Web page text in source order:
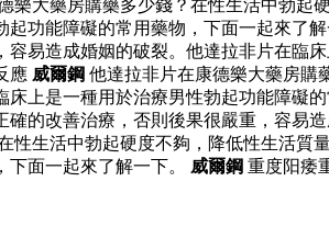
大藥房購藥多少錢？在性生活中勃
功能障礙的常用藥物，下面一起來了
易造成婚姻的破裂。他達拉非片在臨
應 威爾鋼 他達拉非片在康德樂大藥房購
上是一種用於治療男性勃起功能障礙
的改善治療，否則後果很嚴重，容易
生活中勃起硬度不夠，降低性生活
面一起來了解一下。 威爾鋼 重度阳痿